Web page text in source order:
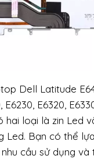
Dell Latitude
E6230, E6320,
hai loại là zin Led
Led. Bạn có thể
cầu sử dụng và